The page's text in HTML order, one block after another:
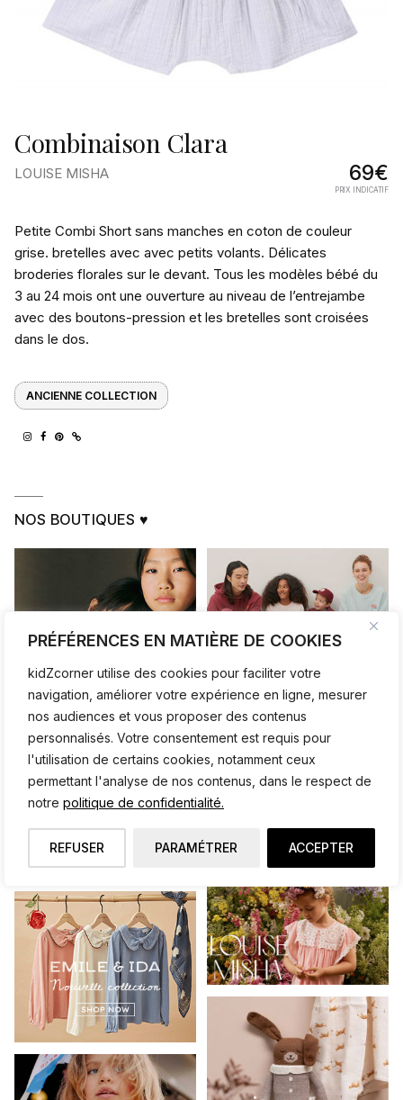
PRÉFÉRENCES EN MATIÈRE DE COOKIES
kidZcorner utilise des cookies pour faciliter votre
navigation, améliorer votre expérience en ligne, mesurer
nos audiences et vous proposer des contenus
personnalisés. Votre consentement est requis pour
l'utilisation de certains cookies, notamment ceux
permettant l'analyse de nos contenus, dans le respect de
notre politique de confidentialité.
PARAMÉTRER
REFUSER ACCEPTER
Combinaison Clara
LOUISE MISHA 69€
PRIX INDICATIF
Pourquoi
on
l’aime
Petite Combi Short sans manches en coton de couleur
grise. bretelles avec avec petits volants. Délicates
broderies florales sur le devant. Tous les modèles bébé du
3 au 24 mois ont une ouverture au niveau de l’entrejambe
avec des boutons-pression et les bretelles sont croisées
dans le dos.
ANCIENNE COLLECTION
NOS BOUTIQUES ♥